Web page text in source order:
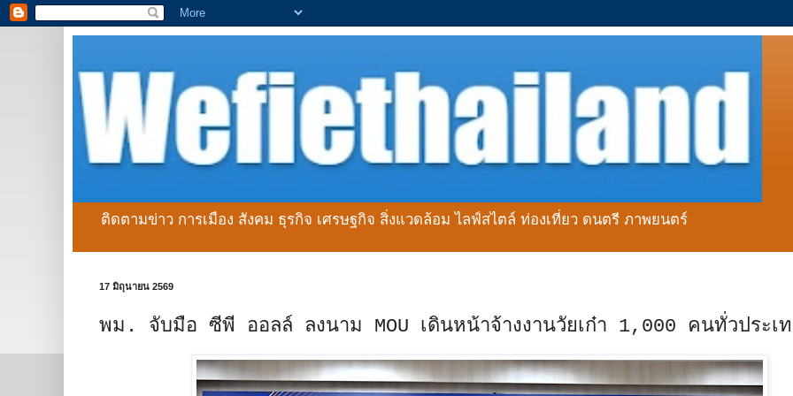
ติดตามข่าว การเมือง สังคม ธุรกิจ เศรษฐกิจ สิ่งแวดล้อม ไลฟ์สไตล์ ท่องเที่ยว ดนตรี ภาพยนตร์
17 มิถุนายน 2569
พม. จับมือ ซีพี ออลล์ ลงนาม MOU เดินหน้าจ้างงานวัยเก๋า 1,000 คนทั่วประเ